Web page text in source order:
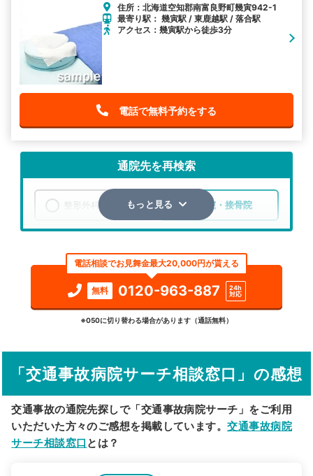
駅から探す 院名から探す
住所：北海道空知郡南富良野町幾寅942-1
最寄り駅： 幾寅駅 / 東鹿越駅 / 落合駅
アクセス：幾寅駅から徒歩3分
電話で無料予約をする
通院先を再検索
整形外科 整骨院・接骨院
検索する
詳細条件で絞り込む
駅から探す 院名から探す
もっと見る
電話相談でお見舞金最大20,000円が貰える
無料 0120-963-887
24h
対応
※050に切り替わる場合があります（通話無料）
「交通事故病院サーチ相談窓口」の感想
交通事故の通院先探しで「交通事故病院サーチ」をご利用
いただいた方々のご感想を掲載しています。交通事故病院
サーチ相談窓口 とは？